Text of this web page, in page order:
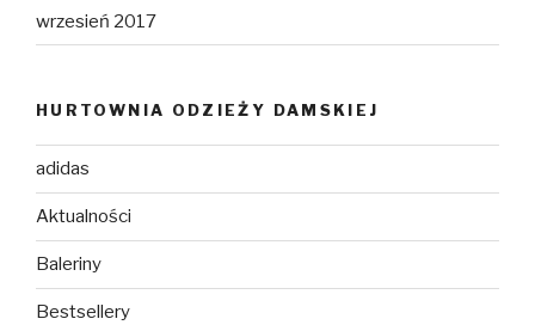
wrzesień 2017
HURTOWNIA ODZIEŻY DAMSKIEJ
adidas
Aktualności
Baleriny
Bestsellery